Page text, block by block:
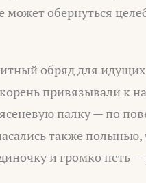
может обернуться
обряд для идущих
привязывали к
палку — по
также
и громко петь